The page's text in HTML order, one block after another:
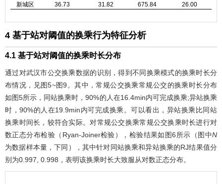
新城区
36.73 31.82 675.84 26.00
4 基于站对阈值的换乘行为特征分析
4.1 基于站对阈值的换乘时长分布
通过对武汉市公交换乘数据的识别，得到不同换乘模式的换乘时长分
布情况，见图5~图9 。其中，常规公交换乘常规公交的换乘时长分布
如图5所示，同站换乘时，90%的人在16.4min内可完成换乘;异站换乘
时，90%的人在19.9min内可完成换乘。可以看出，异站换乘比同站
换乘时间长，较符合实际。对常规公交换乘常规公交换乘时长进行对
数正态分布检验（Ryan-Joiner检验），检验结果如 图6所示（图中N
为数据样本量，下同），其中针对同站换乘和异站换乘的RJ结果值分
别为0.997, 0.998，表明该换乘时长大致服从对数正态分布。